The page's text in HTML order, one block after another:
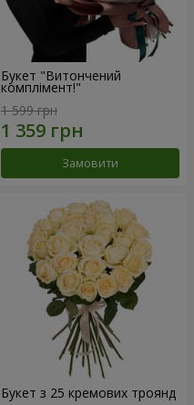
Букет "Витончений
комплімент!"
1 599 грн
Замовити
Букет з 25 кремових троянд